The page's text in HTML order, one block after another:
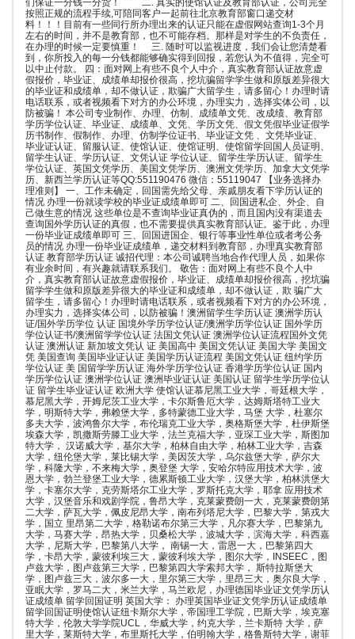
们保证一分钱一分货！ 二. 真实的使馆认证及教育部认证，公司完全
按照正规的流程手续,可陪同客户一起前往北京教育部窗口递交材
料！！！目前有一些同行所办理出来的认证只能在虚假网站查询1-3个月
左右的时间，并不是教育部，也不可能存档。那样是对学生的不负责任，
在办理的时候一定要慎重！ 三. 随时可以监视进度，我们会让您清楚看
到，你所投入的每一分钱都能够确实得到回报，若您认为不值得，完全可
以中止付款。 四：面对网上有些不良个人中介，真实教育部认证故意虚
假报价，毕业证、成绩单却报价很高，挖坑骗留学学生做和原版差异很大
的毕业证和成绩单，却不做认证，欺骗广大留学生，请多留心！办理时请
电话联系，或者视频看下对方的办公环境，办理实力，选择实体公司，以
防被骗！ 本公司专业制作、办理、仿制、成绩单文凭、改成绩、教育部
学历学位认证、毕业证、成绩单、文凭、学历文凭、假文凭假毕业证假学
历书制作、假制作、办理、仿制学位证书、毕业证文凭 、文凭毕业证、
毕业证认证、留服认证、使馆认证、使馆证明、使馆留学回国人员证明、
留学生认证、学历认证、文凭认证 学位认证、留学生学历认证、留学生
学位认证、英国文凭学历、美国文凭学历、澳洲文凭学历、加拿大文凭学
历、新西兰学历认证等QQ:551190476 微信：55119047 【业务选择办
理准则】 一、工作未确定，回国需先给父母、亲戚朋友看下学历认证的
情况 办理一份就读学校的毕业证成绩单即可 二、回国进私企、外企、自
己做生意的情况 这些单位是不查询毕业证真伪的，而且国内没有渠道去
查询国外学历认证的真假，也不需要提供真实教育部认证。鉴于此，办理
一份毕业证成绩单即可 三、回国进国企、银行等事业性单位或者考公务
员的情况 办理一份毕业证成绩单，递交材料到教育部，办理真实教育部
认证 教育部学历认证 诚招代理：本公司诚聘当地合作代理人员，如果你
有业余时间，有兴趣就请联系我们。 敬告：面对网上有些不良个人中
介，真实教育部认证故意虚假报价，毕业证、成绩单却报价很高，挖坑骗
留学学生做和原版差异很大的毕业证和成绩单，却不做认证，欺 骗广大
留学生，请多留心！办理时请电话联系，或者视频看下对方的办公环境，
办理实力，选择实体公司，以防被骗！澳洲留学生学历认证 澳洲学历认
证/国外学历学位 认证 国境外学历学位认证/澳洲学历学位认证 国外学历
学位认证书/澳洲留学学位认证 法国文凭认证 澳洲学位认证流程国外文凭
认证 澳洲认证 新加坡文凭认 证 美国高中 美国文凭认证 美国大学 美国文
凭 美国查询 美国毕业证认证 美国学历认证流程 美国文凭认证 纽约学历
学位认证 美 国留学学历认证 海外学历学位认证 香港学历学位认证 国内
学历学位认证 澳洲学位认证 澳洲毕业证认证 美国认证 留学生学历学位认
证 留学生毕业证认证 欧洲大学 使馆认证慕尼黑工业大学，哥廷根大学，
慕尼黑大学，开姆尼茨工业大学，卡尔斯鲁厄大学，达姆斯塔特工业大
学，明斯特大学，弗赖堡大学，多特蒙德工业大学，马堡 大学，杜塞尔
多夫大学，波鸿鲁尔大学，布伦瑞克工业大学，奥格斯堡大学，杜伊斯堡
埃森大学，凯撒斯劳滕工业大学，法兰克福大学，亚琛工业大学，斯图加
特大学， 汉诺威大学，基尔大学，柏林自由大学，柏林工业大学，吉森
大学，纽伦堡大学，莱比锡大学，美因茨大学，乌尔兹堡大学，萨尔大
学，科隆大学，不来梅大学，奥登堡 大学，安哈尔特应用技术大学，波
恩大学，勃兰登堡工业大学，德累斯顿工业大学，汉堡大学，柏林洪堡大
学，卡塞尔大学，克劳斯塔尔工业大学，罗斯托克大学，耶拿 应用技术
大学，汉堡音乐和戏剧学院，鲁昂大学，克莱蒙费朗一大，克莱蒙费朗第
二大学，萨瓦大学，佩皮尼昂大学，南布列塔尼大学，巴黎大学，第戎大
学，国立 里昂第二大学，格勒诺布尔第三大学，凡尔赛大学，巴黎第九
大学，马赛大学，昂热大学，贝桑松大学，波城大学，滨海大学，科西嘉
大学，尼斯大学，巴黎第八大学， 南锡一大，雷恩一大，巴黎第四大
学，卡昂大学，蒙彼利埃三大，蒙彼利埃大学，图尔大学，INSEEC，图
卢兹大学，图卢兹第三大学，巴黎第四大学索邦大学， 斯特拉斯堡大
学，图卢兹三大，波尔多一大，里尔第三大学，里昂三大，奥尔良大学，
亚眠大学，罗马二大，米兰大学，马兰欧尼，办理德国毕业证文凭学历认
证成绩单 留学回国证明 英国大学： 办理英国毕业证文凭学历认证成绩单
留学回国证明使馆认证纽卡斯尔大学，帝国理工学院，巴斯大学，埃克塞
特大学，伦敦大学学院UCL，华威大学，约克大学，兰卡斯特 大学，萨
里大学，莱斯特大学，布里斯托大学，伯明翰大学，格鲁斯特大学，谢菲